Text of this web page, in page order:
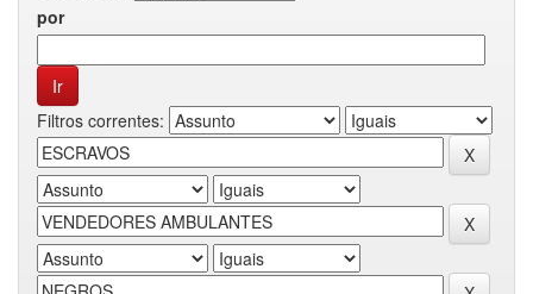
por
Filtros correntes: